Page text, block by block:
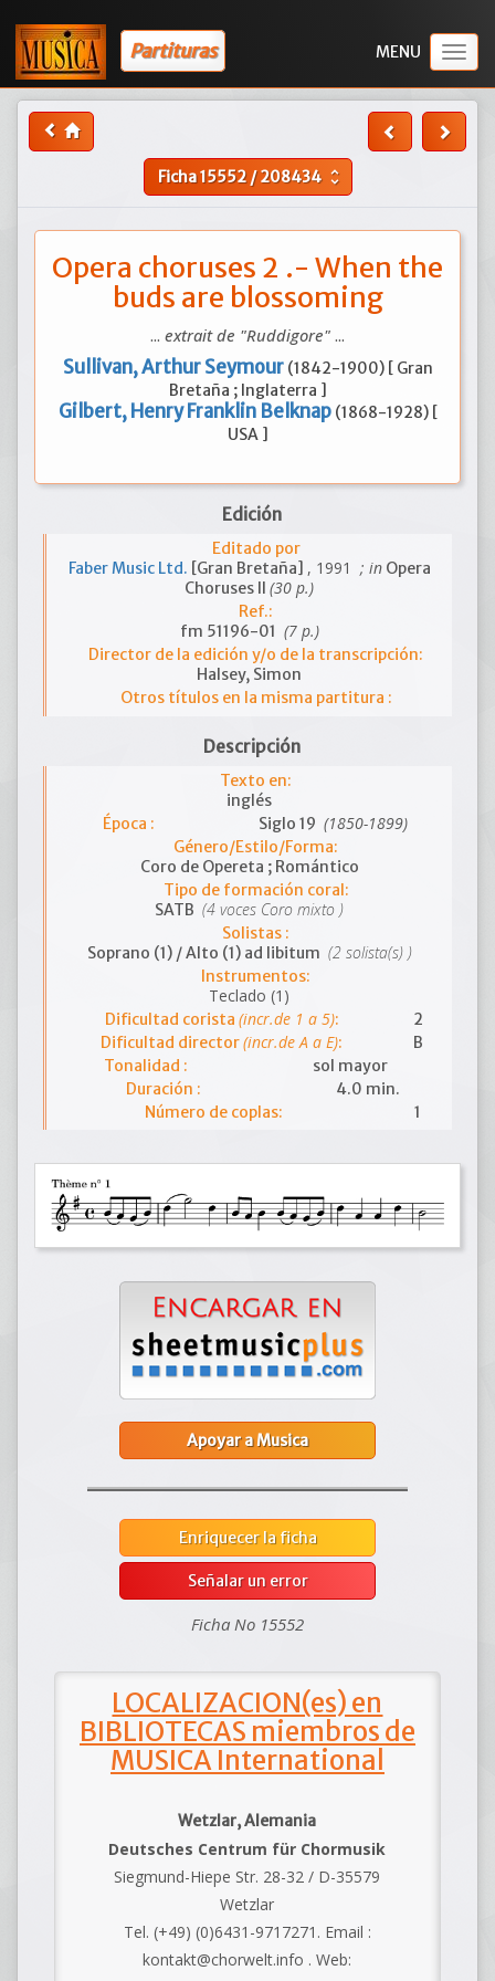
Partituras
Ficha15552/208434 unfold_more
Opera choruses 2 .- When the
buds are blossoming
... extrait de "Ruddigore" ...
Sullivan, Arthur Seymour (1842-1900) [ Gran
Bretaña ; Inglaterra ]
Gilbert, Henry Franklin Belknap (1868-1928) [
USA ]
Edición
Editado por
Faber Music Ltd. [Gran Bretaña] , 1991 ; inOpera
Choruses II (30 p.)
Ref.:
fm 51196-01 (7 p.)
Director de la edición y/o de la transcripción:
Halsey, Simon
Otros títulos en la misma partitura :
Descripción
Texto en:
inglés
Época :
Siglo 19 (1850-1899)
Género/Estilo/Forma:
Coro de Opereta ; Romántico
Tipo de formación coral:
SATB (4 voces Coro mixto )
Solistas :
Soprano (1) / Alto (1) ad libitum (2 solista(s) )
Instrumentos:
Teclado (1)
Dificultad corista (incr.de 1 a 5):
2
Dificultad director(incr.de A a E):
B
Tonalidad :
sol mayor
Duración :
4.0 min.
Número de coplas:
1
Apoyar a Musica
Enriquecer la ficha
Señalar un error
Ficha No 15552
LOCALIZACION(es) en
BIBLIOTECAS miembros de
MUSICA International
Wetzlar, Alemania
Deutsches Centrum für Chormusik
Siegmund-Hiepe Str. 28-32 / D-35579
Wetzlar
Tel. (+49) (0)6431-9717271. Email :
kontakt@chorwelt.info . Web: